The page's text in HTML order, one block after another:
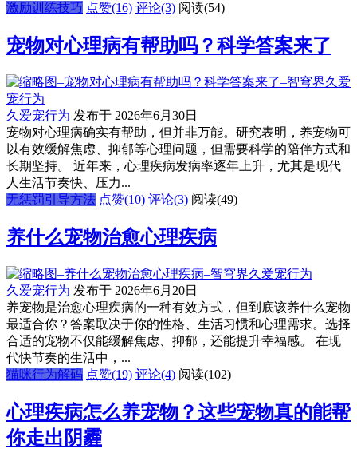
激励训练技巧 点赞(16) 评论(3) 阅读(54)
宠物对心理病有帮助吗？科学答案来了
久爱宠行为 发布于 2026年6月30日
宠物对心理病确实有帮助，但并非万能。研究表明，养宠物可
以有效缓解焦虑、抑郁等心理问题，但需要科学的陪伴方式和
长期坚持。 近年来，心理疾病发病率逐年上升，尤其是现代
人生活节奏快、压力...
无惩罚引导方法 点赞(10) 评论(3) 阅读(49)
养什么宠物治愈心理疾病
久爱宠行为 发布于 2026年6月20日
养宠物是治愈心理疾病的一种有效方式，但到底该养什么宠物
最适合你？答案取决于你的性格、生活习惯和心理需求。选择
合适的宠物不仅能缓解焦虑、抑郁，还能提升幸福感。 在现
代快节奏的生活中，...
猫咪行为解码 点赞(19) 评论(4) 阅读(102)
心理疾病怎么养宠物？这些宠物真的能帮
你走出阴霾